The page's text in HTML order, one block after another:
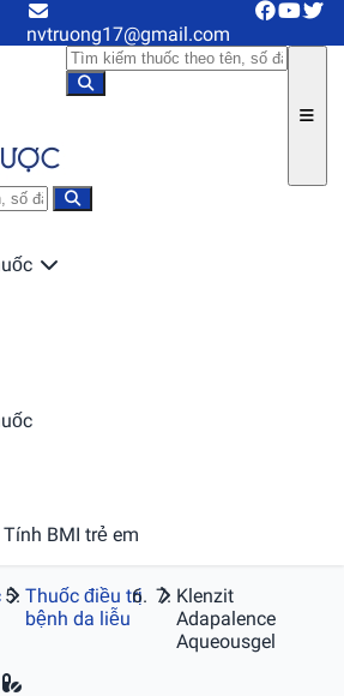
nvtruong17@gmail.com
Tính BMI trẻ em
Thuốc điều trị
bệnh da liễu
Klenzit
Adapalence
Aqueousgel